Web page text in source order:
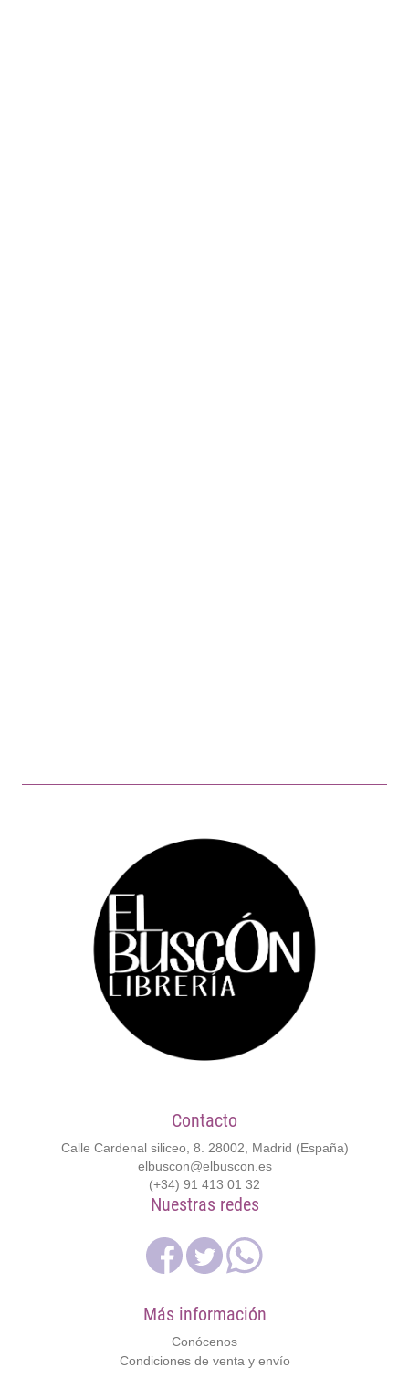
Contacto
Calle Cardenal siliceo, 8. 28002, Madrid (España)
elbuscon@elbuscon.es
(+34) 91 413 01 32
Nuestras redes
Más información
Conócenos
Condiciones de venta y envío